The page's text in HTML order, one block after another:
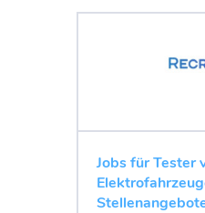
Jobs für Tester